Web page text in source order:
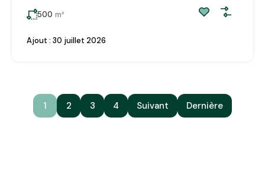
500 m²
Ajout : 30 juillet 2026
1 2 3 4 Suivant Dernière